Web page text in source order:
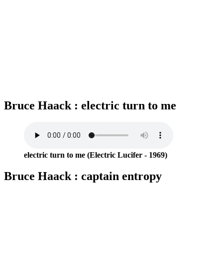
Bruce Haack : electric turn to me
electric turn to me (Electric Lucifer - 1969)
Bruce Haack : captain entropy